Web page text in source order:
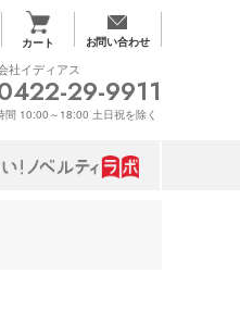
カート お問い合わせ
社イディアス
29-9911
間 10:00～18:00 土日祝を除く